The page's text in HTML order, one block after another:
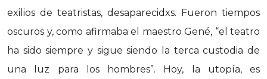
exilios de teatristas, desaparecidxs. Fueron tiempos
oscuros y, como afirmaba el maestro Gené, “el teatro
ha sido siempre y sigue siendo la terca custodia de
una luz para los hombres”. Hoy, la utopía, es